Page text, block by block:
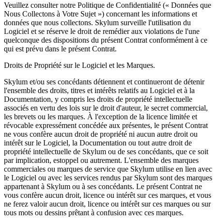
Veuillez consulter notre Politique de Confidentialité (« Données que
Nous Collectons à Votre Sujet ») concernant les informations et
données que nous collectons. Skylum surveille l'utilisation du
Logiciel et se réserve le droit de remédier aux violations de l'une
quelconque des dispositions du présent Contrat conformément à ce
qui est prévu dans le présent Contrat.
Droits de Propriété sur le Logiciel et les Marques.
Skylum et/ou ses concédants détiennent et continueront de détenir
l'ensemble des droits, titres et intérêts relatifs au Logiciel et à la
Documentation, y compris les droits de propriété intellectuelle
associés en vertu des lois sur le droit d'auteur, le secret commercial,
les brevets ou les marques. À l'exception de la licence limitée et
révocable expressément concédée aux présentes, le présent Contrat
ne vous confère aucun droit de propriété ni aucun autre droit ou
intérêt sur le Logiciel, la Documentation ou tout autre droit de
propriété intellectuelle de Skylum ou de ses concédants, que ce soit
par implication, estoppel ou autrement. L'ensemble des marques
commerciales ou marques de service que Skylum utilise en lien avec
le Logiciel ou avec les services rendus par Skylum sont des marques
appartenant à Skylum ou à ses concédants. Le présent Contrat ne
vous confère aucun droit, licence ou intérêt sur ces marques, et vous
ne ferez valoir aucun droit, licence ou intérêt sur ces marques ou sur
tous mots ou dessins prêtant à confusion avec ces marques.